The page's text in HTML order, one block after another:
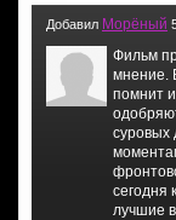
Добавил Морёный
Фильм
мнение.
помнит
суровых
сегодня
лучшие